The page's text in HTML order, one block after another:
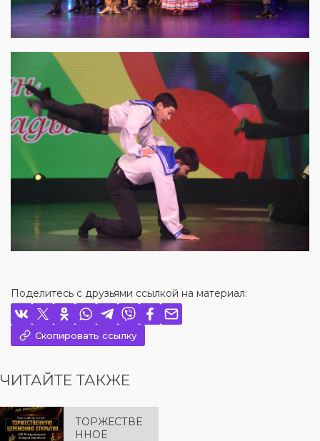
Поделитесь с друзьями ссылкой на материал:
Скопировать ссылку
ЧИТАЙТЕ ТАКЖЕ
ТОРЖЕСТВЕ
ННОЕ